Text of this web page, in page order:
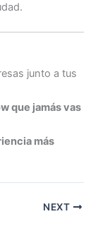
junto a tus
que jamás vas
más
NEXT